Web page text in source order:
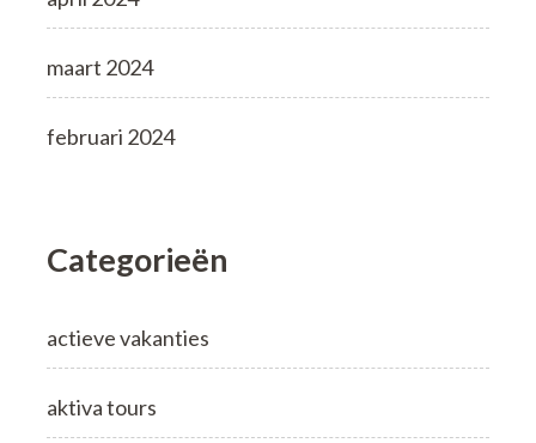
maart 2024
februari 2024
Categorieën
actieve vakanties
aktiva tours